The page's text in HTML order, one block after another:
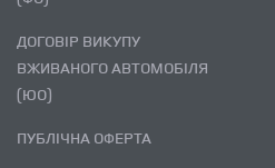
ДОГОВІР ВИКУПУ
ВЖИВАНОГО АВТОМОБІЛЯ
(ЮО)
ПУБЛІЧНА ОФЕРТА